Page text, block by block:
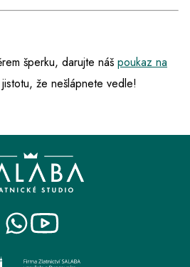
šperku, darujte náš poukaz na
že nešlápnete vedle!